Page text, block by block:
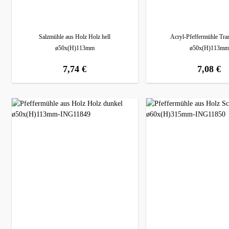
Salzmühle aus Holz Holz hell
ø50x(H)113mm
regulärer preis:
7,74 €
Acryl-Pfeffermühle
ø50x(H)113mm
regulärer
7,08 €